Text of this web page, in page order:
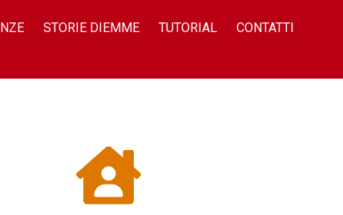
STORIE DIEMME TUTORIAL CONTATTI